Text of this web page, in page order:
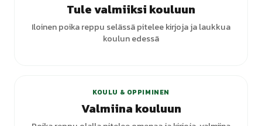
Tule valmiiksi kouluun
Iloinen poika reppu selässä pitelee kirjoja ja laukkua
koulun edessä
KOULU & OPPIMINEN
Valmiina kouluun